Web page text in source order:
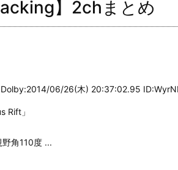
】2chまとめ
06/26(木) 20:37:02.95
Rift」
野角110度 ...